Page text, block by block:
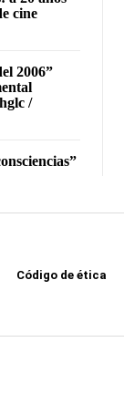
cine
2006”
/
Código de ética